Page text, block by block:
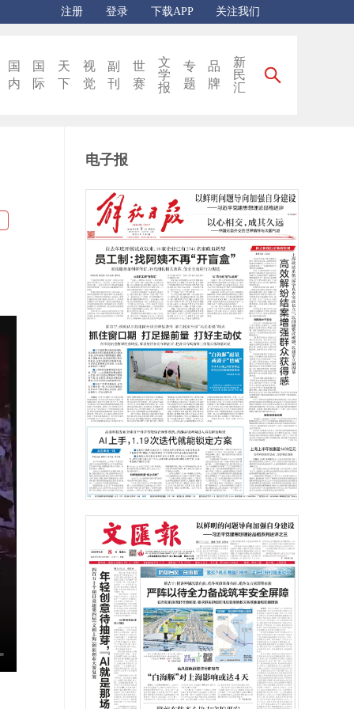
注册 登录 下载APP 关注我们
国
内
国
际
天
下
视
觉
副
刊
世
赛
文
学
报
专
题
品
牌
新
民
汇
电子报